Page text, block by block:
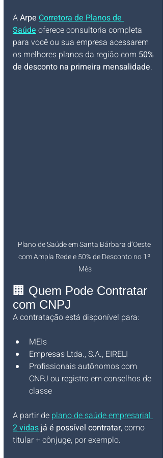
A Arpe Corretora de Planos de
Saúde oferece consultoria completa
para você ou sua empresa acessarem
os melhores planos da região com 50%
de desconto na primeira mensalidade.
Plano de Saúde em Santa Bárbara d’Oeste
com Ampla Rede e 50% de Desconto no 1º
Mês
🏢 Quem Pode Contratar
com CNPJ
A contratação está disponível para:
MEIs
Empresas Ltda., S.A., EIRELI
Profissionais autônomos com
CNPJ ou registro em conselhos de
classe
A partir de plano de saúde empresarial
2 vidas já é possível contratar, como
titular + cônjuge, por exemplo.